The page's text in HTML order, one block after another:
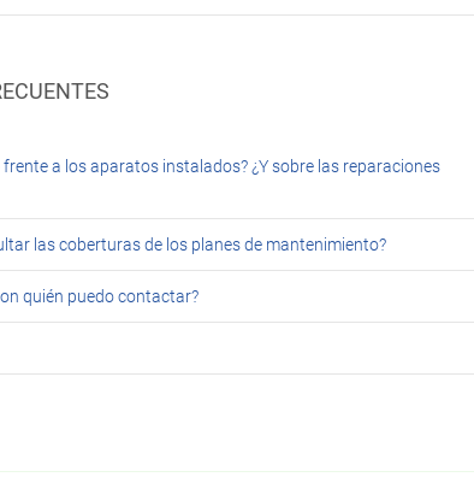
a los aparatos instalados? ¿Y sobre las reparaciones
las coberturas de los planes de mantenimiento?
quién puedo contactar?